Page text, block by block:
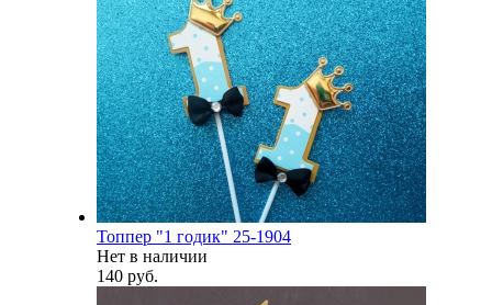
Топпер "1 годик" 25-1904
Нет в наличии
140 руб.